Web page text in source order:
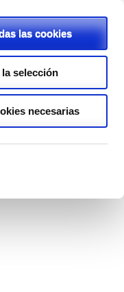
las cookies
selección
necesarias